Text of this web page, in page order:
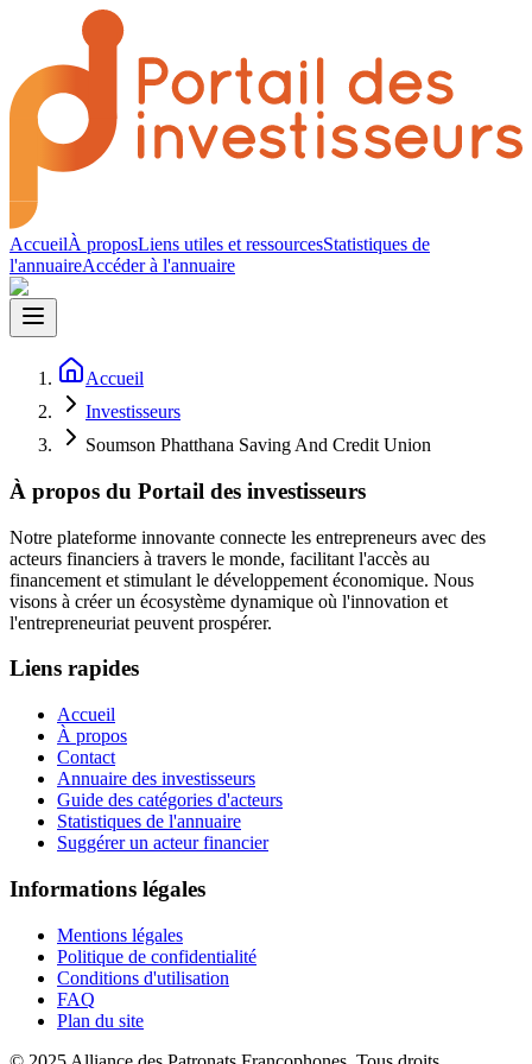
AccueilÀ proposLiens utiles et ressourcesStatistiques de
l'annuaireAccéder à l'annuaire
Accueil
Investisseurs
Soumson Phatthana Saving And Credit Union
À propos du Portail des investisseurs
Notre plateforme innovante connecte les entrepreneurs avec des
acteurs financiers à travers le monde, facilitant l'accès au
financement et stimulant le développement économique. Nous
visons à créer un écosystème dynamique où l'innovation et
l'entrepreneuriat peuvent prospérer.
Liens rapides
Accueil
À propos
Contact
Annuaire des investisseurs
Guide des catégories d'acteurs
Statistiques de l'annuaire
Suggérer un acteur financier
Informations légales
Mentions légales
Politique de confidentialité
Conditions d'utilisation
FAQ
Plan du site